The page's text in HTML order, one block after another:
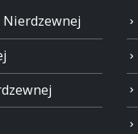
Nierdzewnej